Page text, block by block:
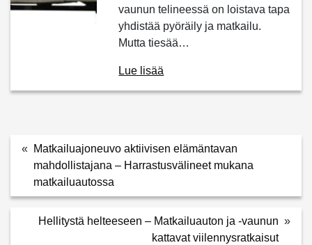
vaunun telineessä on loistava tapa
yhdistää pyöräily ja matkailu.
Mutta tiesää…
Lue lisää
«
Matkailuajoneuvo aktiivisen elämäntavan
mahdollistajana – Harrastusvälineet mukana
matkailuautossa
Hellitystä helteeseen – Matkailuauton ja -vaunun
kattavat viilennysratkaisut
»